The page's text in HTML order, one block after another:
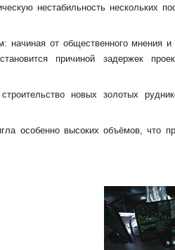
нестабильность нескольких
от общественного мнения и
причиной задержек
новых золотых
особенно высоких объёмов, что